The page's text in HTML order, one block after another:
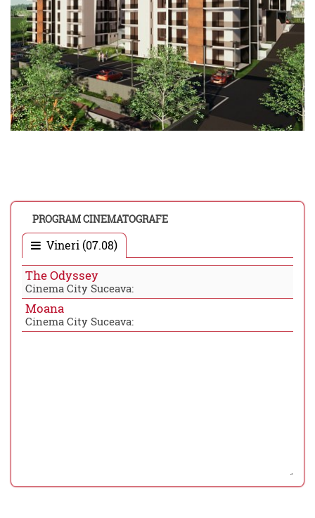
PROGRAM CINEMATOGRAFE
Vineri (07.08)
The Odyssey
Cinema City Suceava:
Moana
Cinema City Suceava: